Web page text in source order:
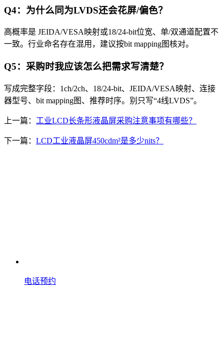
Q4：为什么同为LVDS还会花屏/偏色？
高概率是 JEIDA/VESA映射或18/24-bit位宽、单/双通道配置不
一致。行业命名存在混用，建议按bit mapping图核对。
Q5：采购时我应该怎么把需求写清楚？
写成完整字段：1ch/2ch、18/24-bit、JEIDA/VESA映射、连接
器型号、bit mapping图、推荐时序。别只写“4线LVDS”。
上一篇： 工业LCD长条形液晶屏采购注意事项有哪些？
下一篇： LCD工业液晶屏450cdm²是多少nits？
电话预约